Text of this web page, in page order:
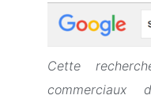
Cette
commerciaux